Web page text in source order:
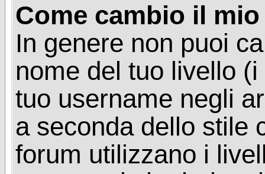
Come cambio il
In genere non puoi
nome del tuo livello
tuo username negli
a seconda dello stile
forum utilizzano i